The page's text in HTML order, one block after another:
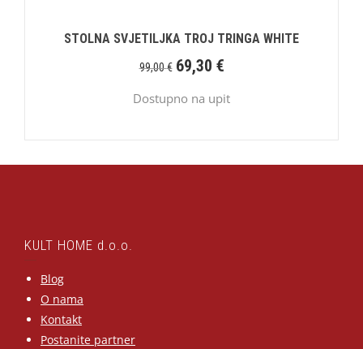
STOLNA SVJETILJKA TROJ TRINGA WHITE
99,00€ 69,30 €
Dostupno na upit
KULT HOME d.o.o.
Blog
O nama
Kontakt
Postanite partner